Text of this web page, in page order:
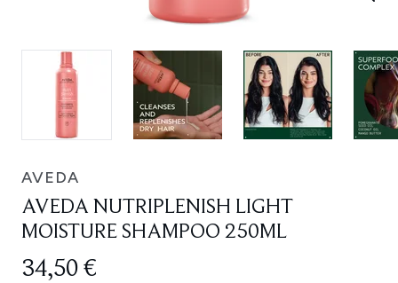
AVEDA
AVEDA NUTRIPLENISH LIGHT
MOISTURE SHAMPOO 250ML
34,50 €